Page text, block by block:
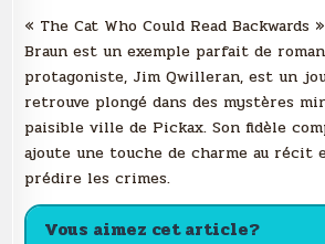
« The Cat Who Could Read Backwards
Braun est un exemple parfait de
protagoniste, Jim Qwilleran, est un
retrouve plongé dans des mystères
paisible ville de Pickax. Son fidèle
ajoute une touche de charme au récit
prédire les crimes.
Vous aimez cet article?